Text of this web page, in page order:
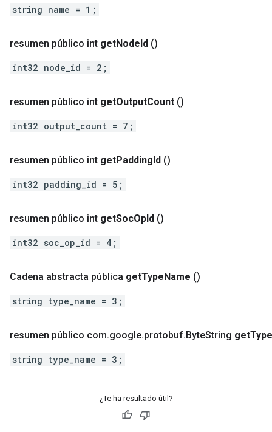
string name = 1;
resumen público int getNodeId ()
int32 node_id = 2;
resumen público int getOutputCount ()
int32 output_count = 7;
resumen público int getPaddingId ()
int32 padding_id = 5;
resumen público int getSocOpId ()
int32 soc_op_id = 4;
Cadena abstracta pública getTypeName ()
string type_name = 3;
resumen público com.google.protobuf.ByteString getType
string type_name = 3;
¿Te ha resultado útil?